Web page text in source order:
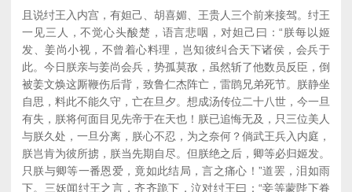
且说纣王入内宫，有妲己、胡喜媚、王贵人三个前来接驾。纣王
一见三人，不觉心头酸楚，语言悲咽，对妲己曰：“朕每以姬
发、姜尚小视，不曾着心料理，岂知彼纠合天下诸侯，会兵于
此。今日朕亲与姜尚会兵，势孤莫敌，虽然斩了他数员反臣，倒
被姜文焕这厮鞭伤后背，致鲁仁杰阵亡，雷鹍兄弟死节。朕静坐
自思，料此不能久守，亡在旦夕。想成汤传位二十八世，今一旦
有失，朕将何面目见先帝于在天也！朕已追悔无及，只三位美人
与朕久处，一旦分离，朕心不忍，为之奈何？倘武王兵入内庭，
朕岂肯为彼所掳，朕当先期自尽。但朕绝之后，卿等必归姬发。
只朕与卿等一番恩爱，竟如此结局，言之痛心！”道罢，泪如雨
下。三妖闻纣王之言，齐齐跪下，泣对纣王曰：“妾等蒙陛下眷